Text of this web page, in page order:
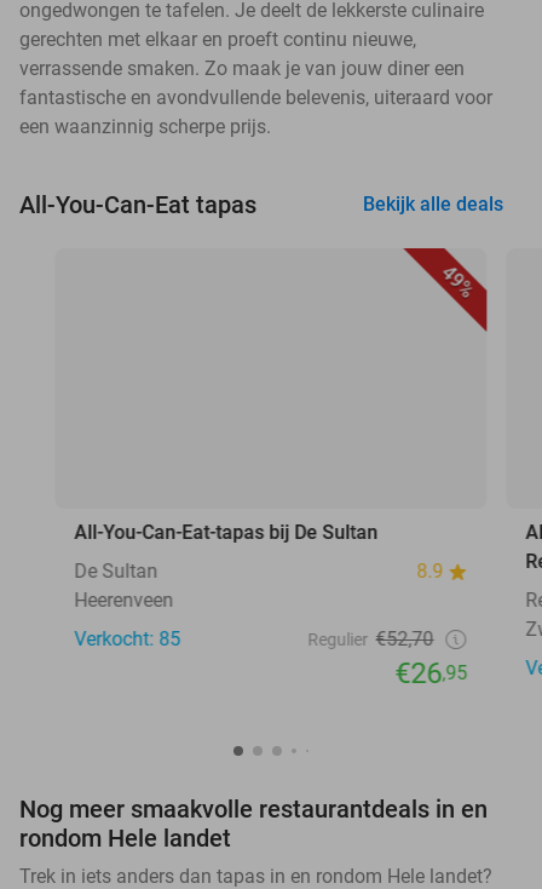
ongedwongen te tafelen. Je deelt de lekkerste culinaire
gerechten met elkaar en proeft continu nieuwe,
verrassende smaken. Zo maak je van jouw diner een
fantastische en avondvullende belevenis, uiteraard voor
een waanzinnig scherpe prijs.
All-You-Can-Eat tapas Bekijk alle deals
49%
All-You-Can-Eat-tapas bij De Sultan
De Sultan
8.9
Heerenveen
Verkocht: 85
Regulier €52,70
€26,95
Nog meer smaakvolle restaurantdeals in en
rondom Hele landet
Trek in iets anders dan tapas in en rondom Hele landet?